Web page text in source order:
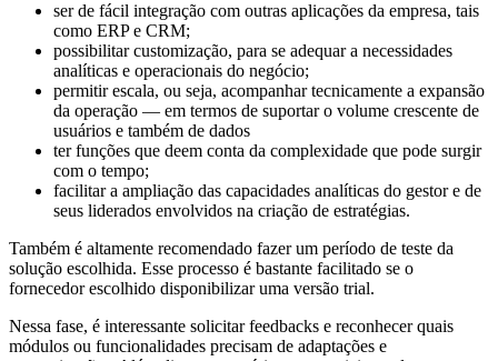
ser de fácil integração com outras aplicações da empresa, tais
como ERP e CRM;
possibilitar customização, para se adequar a necessidades
analíticas e operacionais do negócio;
permitir escala, ou seja, acompanhar tecnicamente a expansão
da operação — em termos de suportar o volume crescente de
usuários e também de dados
ter funções que deem conta da complexidade que pode surgir
com o tempo;
facilitar a ampliação das capacidades analíticas do gestor e de
seus liderados envolvidos na criação de estratégias.
Também é altamente recomendado fazer um período de teste da
solução escolhida. Esse processo é bastante facilitado se o
fornecedor escolhido disponibilizar uma versão trial.
Nessa fase, é interessante solicitar feedbacks e reconhecer quais
módulos ou funcionalidades precisam de adaptações e